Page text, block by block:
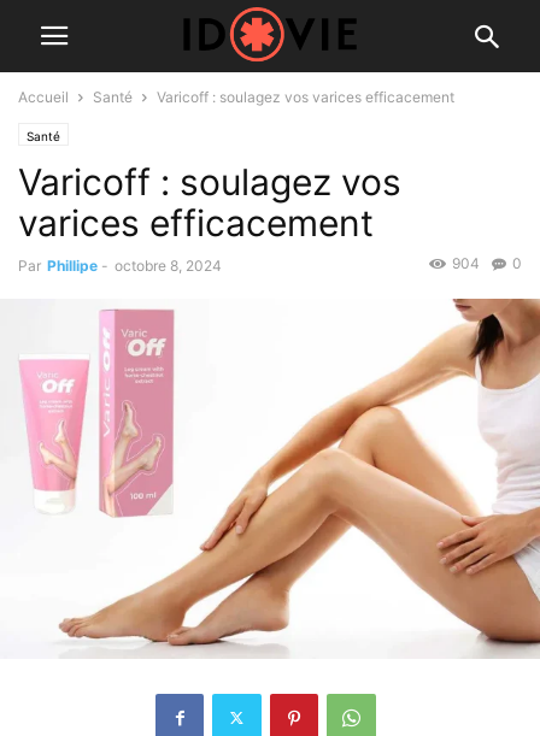
Accueil Santé Varicoff : soulagez vos varices efficacement
Santé
Varicoff : soulagez vos
varices efficacement
Par Phillipe - octobre 8, 2024 0
904